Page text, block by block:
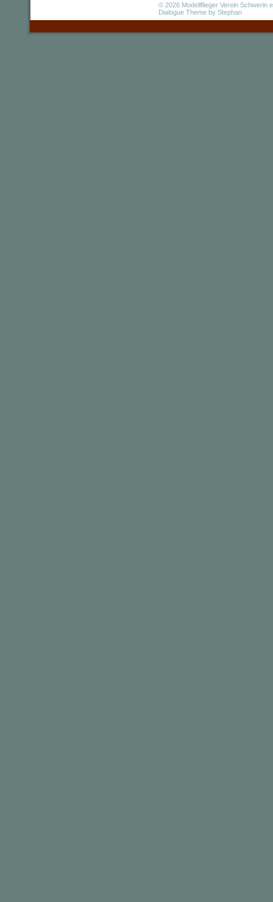
© 2026 Modellflieger Verein Schwerin
Dialogue Theme by Stephan